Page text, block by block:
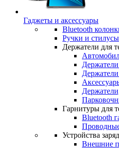
Гаджеты и аксессуары
Bluetooth
Ручки и стилусы
Держатели для
Гарнитуры для
Bluetooth
Устройства
Внешние